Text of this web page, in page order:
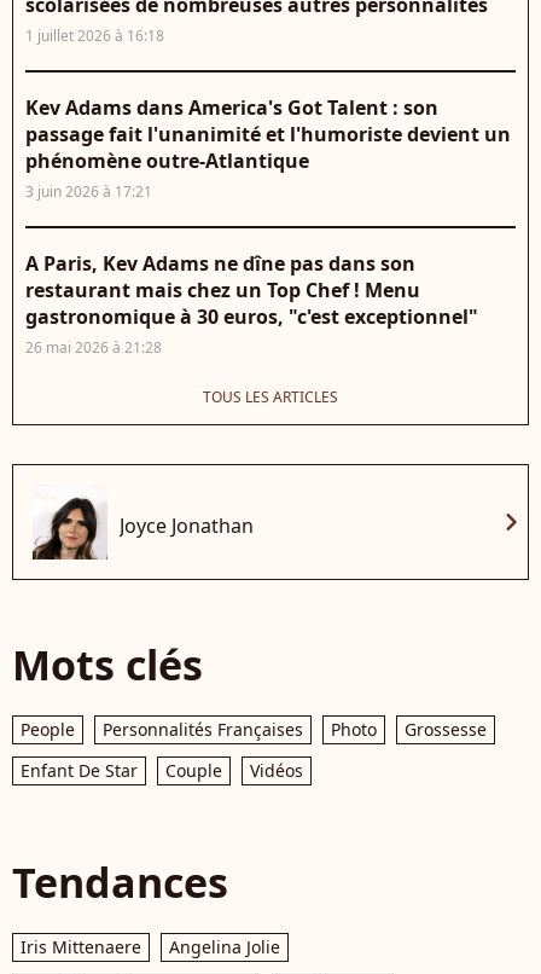
1 juillet 2026 à 16:18
Kev Adams dans America's Got Talent : son
passage fait l'unanimité et l'humoriste devient un
phénomène outre-Atlantique
3 juin 2026 à 17:21
A Paris, Kev Adams ne dîne pas dans son
restaurant mais chez un Top Chef ! Menu
gastronomique à 30 euros, "c'est exceptionnel"
26 mai 2026 à 21:28
TOUS LES ARTICLES
Joyce Jonathan chevron_right
Mots clés
People Personnalités Françaises Photo
Grossesse
Enfant De Star
Couple Vidéos
Tendances
Iris Mittenaere
Angelina Jolie